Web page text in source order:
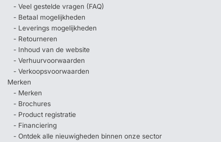
- Veel gestelde vragen (FAQ)
- Betaal mogelijkheden
- Leverings mogelijkheden
- Retourneren
- Inhoud van de website
- Verhuurvoorwaarden
- Verkoopsvoorwaarden
Merken
- Merken
- Brochures
- Product registratie
- Financiering
- Ontdek alle nieuwigheden binnen onze sector